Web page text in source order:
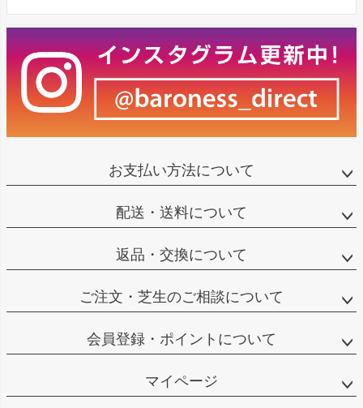
お支払い方法について
配送・送料について
返品・交換について
ご注文・芝生のご相談について
会員登録・ポイントについて
マイページ